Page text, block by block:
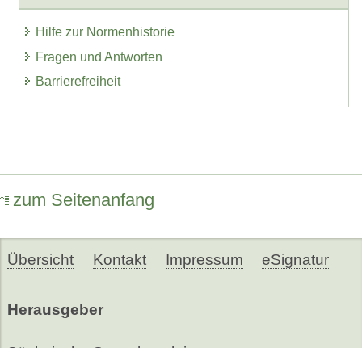
Hilfe zur Normenhistorie
Fragen und Antworten
Barrierefreiheit
zum Seitenanfang
Übersicht Kontakt Impressum eSignatur
Herausgeber